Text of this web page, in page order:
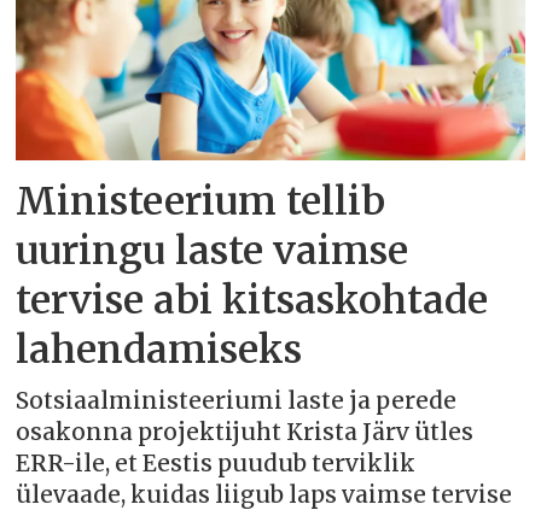
Ministeerium tellib
uuringu laste vaimse
tervise abi kitsaskohtade
lahendamiseks
Sotsiaalministeeriumi laste ja perede
osakonna projektijuht Krista Järv ütles
ERR-ile, et Eestis puudub terviklik
ülevaade, kuidas liigub laps vaimse tervise